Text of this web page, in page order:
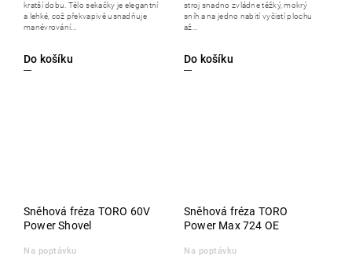
Do košíku
kratší dobu. Tělo sekačky je elegantní
a lehké, což překvapivě usnadňuje
manévrování...
Do košíku
stroj snadno zvládne těžký, mokrý
sníh a na jedno nabití vyčistí plochu
až...
Sněhová fréza TORO 60V
Power Shovel
Na poptávku
Sněhová fréza TORO
Power Max 724 OE
Na poptávku